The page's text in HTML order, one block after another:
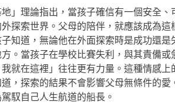
」理論指出，當孩子確信有一個安全
探索世界。父母的陪伴，就應該成為
知道，無論他在外面探索時是成功還
。當孩子在學校比賽失利，與其責備
我就在這裡」往往更有力量。這種情感
，探索的結果不會影響父母無條件的
馭自己人生航道的船長。